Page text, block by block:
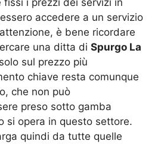
accedere a un servizio
è bene ricordare
una ditta di Spurgo La
sul prezzo più
chiave resta comunque
che non può
preso sotto gamba
si opera in questo settore.
quindi da tutte quelle